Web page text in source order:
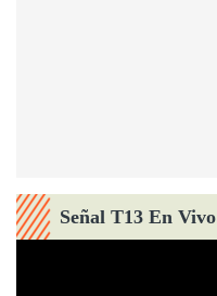
Señal T13 En Vivo